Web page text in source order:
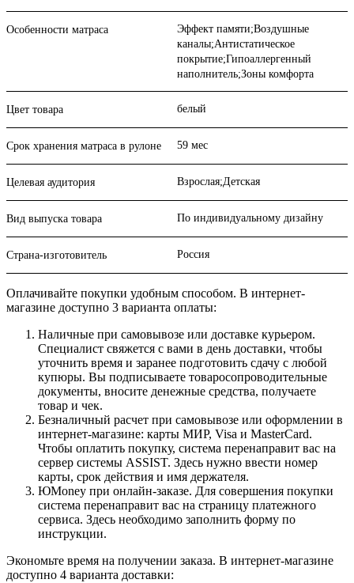
Особенности матраса
Эффект памяти;Воздушные
каналы;Антистатическое
покрытие;Гипоаллергенный
наполнитель;Зоны комфорта
Цвет товара белый
Срок хранения матраса в рулоне 59 мес
Целевая аудитория Взрослая;Детская
Вид выпуска товара По индивидуальному дизайну
Страна-изготовитель Россия
Оплачивайте покупки удобным способом. В интернет-
магазине доступно 3 варианта оплаты:
Наличные при самовывозе или доставке курьером.
Специалист свяжется с вами в день доставки, чтобы
уточнить время и заранее подготовить сдачу с любой
купюры. Вы подписываете товаросопроводительные
документы, вносите денежные средства, получаете
товар и чек.
Безналичный расчет при самовывозе или оформлении в
интернет-магазине: карты МИР, Visa и MasterCard.
Чтобы оплатить покупку, система перенаправит вас на
сервер системы ASSIST. Здесь нужно ввести номер
карты, срок действия и имя держателя.
ЮMoney при онлайн-заказе. Для совершения покупки
система перенаправит вас на страницу платежного
сервиса. Здесь необходимо заполнить форму по
инструкции.
Экономьте время на получении заказа. В интернет-магазине
доступно 4 варианта доставки: